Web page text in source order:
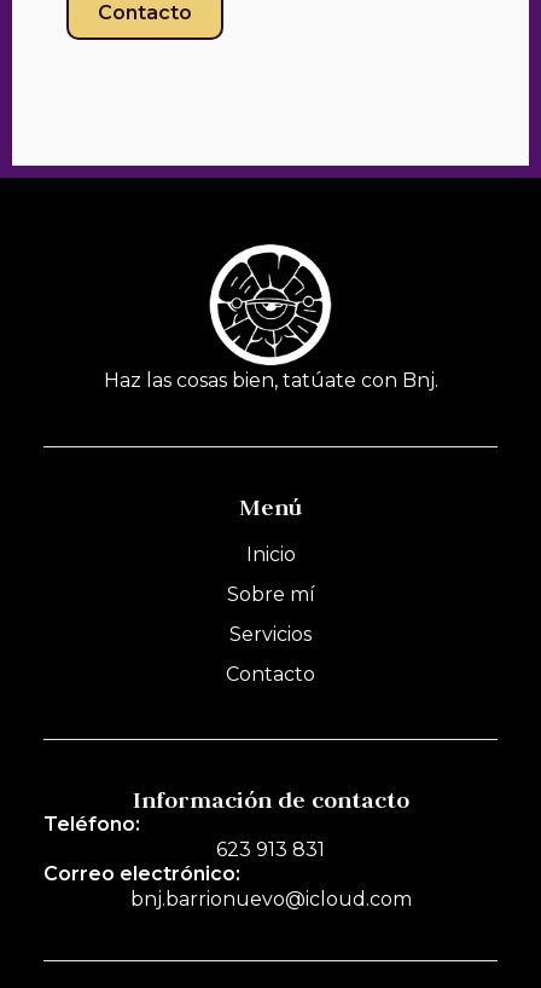
Contacto
Haz las cosas bien, tatúate con Bnj.
Menú
Inicio
Sobre mí
Servicios
Contacto
Información de contacto
Teléfono:
623 913 831
Correo electrónico:
bnj.barrionuevo@icloud.com